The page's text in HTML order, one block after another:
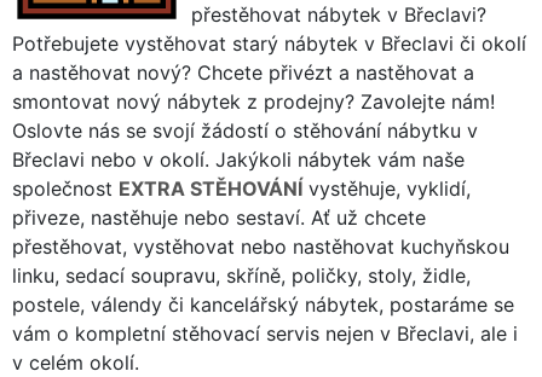
přestěhovat nábytek v Břeclavi?
Potřebujete vystěhovat starý nábytek v Břeclavi či okolí
a nastěhovat nový? Chcete přivézt a nastěhovat a
smontovat nový nábytek z prodejny? Zavolejte nám!
Oslovte nás se svojí žádostí o stěhování nábytku v
Břeclavi nebo v okolí. Jakýkoli nábytek vám naše
společnost EXTRA STĚHOVÁNÍ vystěhuje, vyklidí,
přiveze, nastěhuje nebo sestaví. Ať už chcete
přestěhovat, vystěhovat nebo nastěhovat kuchyňskou
linku, sedací soupravu, skříně, poličky, stoly, židle,
postele, válendy či kancelářský nábytek, postaráme se
vám o kompletní stěhovací servis nejen v Břeclavi, ale i
v celém okolí.